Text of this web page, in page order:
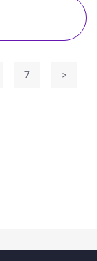
7 >